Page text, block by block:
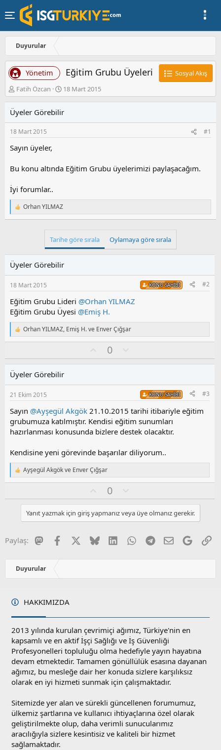
Duyurular
Yönetim Eğitim Grubu Üyeleri
Sosyal Akış
K
o
u
y
u
a
l
t
a
n
Fatih Özcan
B
a
l
a
t
h
i
18 Mart 2015
Üyeler Görebilir
18 Mart 2015 #1
Sayın üyeler,
Bu konu altında Eğitim Grubu üyelerimizi paylaşacağım.
İyi forumlar..
T
e
e
r
:
Orhan YILMAZ
Tarihe göre sırala Oylamaya göre sırala
Üyeler Görebilir
18 Mart 2015 KONU SAHIBI #2
Eğitim Grubu Lideri @Orhan YILMAZ
Eğitim Grubu Üyesi @Emiş H.
T
e
i
l
e
r
:
Orhan YILMAZ, Emiş H.ve Enver Çığşar
y
0
l
s
u
z
o
y
l
a
Üyeler Görebilir
21 Ekim 2015 KONU SAHIBI #3
Sayın @Ayşegül Akgök 21.10.2015 tarihi itibariyle eğitim
grubumuza katılmıştır. Kendisi eğitim sunumları
hazırlanması konusunda bizlere destek olacaktır.
Kendisine yeni görevinde başarılar diliyorum..
T
e
Ayşegül Akgökve Enver Çığşar
y
l
a
0
l
u
m
u
z
o
l
Yanıt yazmak için giriş yapmanız veya üye olmanız gerekir.
Paylaş: MastodonFacebook BlueskyLinkedInWhatsAppTelegram
E-postaGoogle
Duyurular
HAKKIMIZDA
2013 yılında kurulan çevrimiçi ağımız, Türkiye'nin en
kapsamlı ve en aktif İşçi Sağlığı ve İş Güvenliği
Profesyonelleri topluluğu olma hedefiyle yayın hayatına
devam etmektedir. Tamamen gönüllülük esasına dayanan
ağımız, bu mesleğe dair her konuda sizlere karşılıksız
olarak en iyi hizmeti sunmak için çalışmaktadır.
Sitemizde yer alan ve sürekli güncellenen forumumuz,
ülkemiz şartlarına ve kullanıcı ihtiyaçlarına özel olarak
geliştirilmekte olup, daha verimli sunucularımız
aracılığıyla sizlere kesintisiz ve kaliteli bir hizmet
sağlamaktadır.